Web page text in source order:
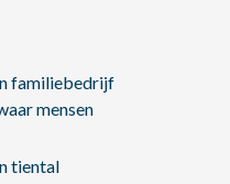
familiebedrijf
mensen
tiental